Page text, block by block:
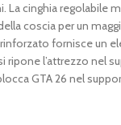
La cinghia regolabile
coscia per un
fornisce un
ripone l’attrezzo nel
GTA 26 nel